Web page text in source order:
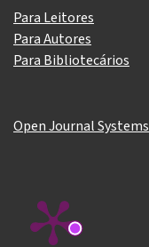
Para Leitores
Para Autores
Para Bibliotecários
Open Journal Systems